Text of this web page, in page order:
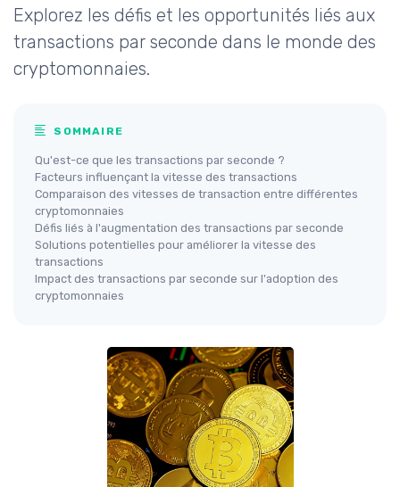
Explorez les défis et les opportunités liés aux
transactions par seconde dans le monde des
cryptomonnaies.
SOMMAIRE
Qu'est-ce que les transactions par seconde ?
Facteurs influençant la vitesse des transactions
Comparaison des vitesses de transaction entre différentes
cryptomonnaies
Défis liés à l'augmentation des transactions par seconde
Solutions potentielles pour améliorer la vitesse des
transactions
Impact des transactions par seconde sur l'adoption des
cryptomonnaies